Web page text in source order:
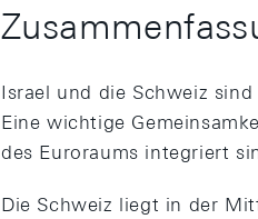
Israel und die Schweiz
Eine wichtige
des Euroraums integriert
Die Schweiz liegt in der